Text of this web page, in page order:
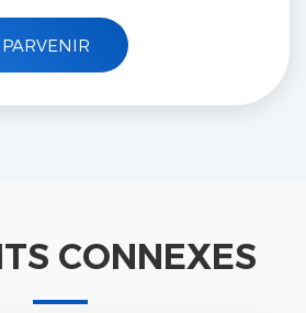
CONNEXES